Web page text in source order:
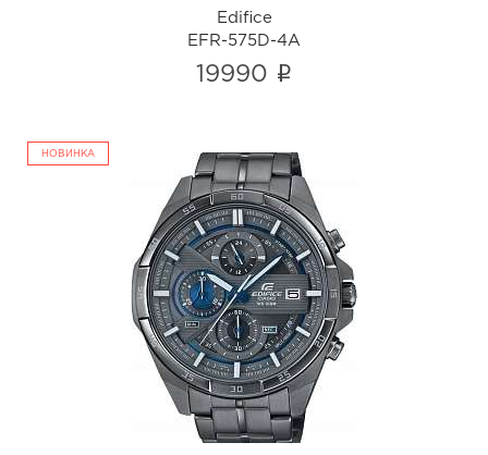
Edifice
EFR-575D-4A
19990 i
НОВИНКА
Edifice
EFR-556GY-1A
i